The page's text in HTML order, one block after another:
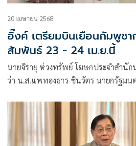
20 เมษายน 2568
อิ๊งค์ เตรียมบินเยือนกัมพูชา
สัมพันธ์ 23 - 24 เม.ย.นี้
นายจิรายุ ห่วงทรัพย์ โฆษกประจำสำนัก
ว่า น.ส.แพทองธาร ชินวัตร นายกรัฐมน
พฤหัสฯ 24 เมษายน 2568 ณ กรุงพนม
สมเด็จมหาบวรธิบดี ฮุน มาแนด